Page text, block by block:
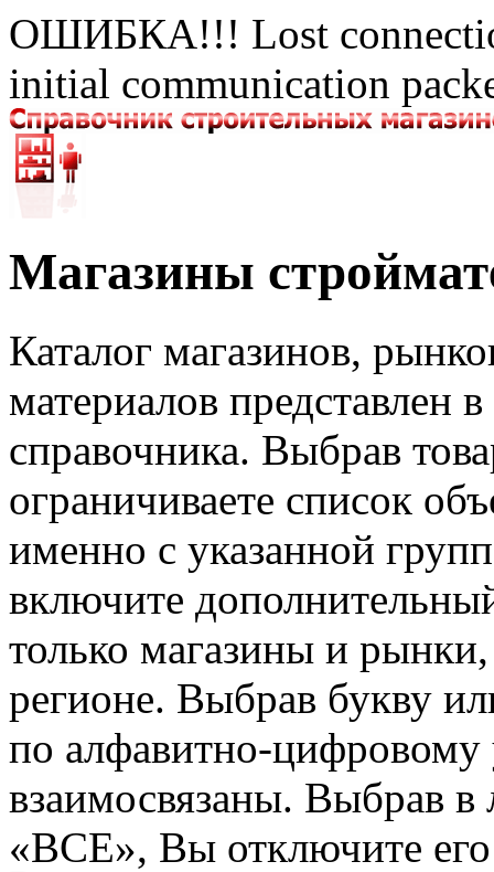
ОШИБКА!!! Lost
initial communication
Магазины
Каталог магазинов,
материалов представлен
справочника. Выбрав
ограничиваете список
именно с указанной
включите
только магазины и
регионе. Выбрав букву
по алфавитно-цифровому
взаимосвязаны. Выбрав
«ВСЕ», Вы отключите